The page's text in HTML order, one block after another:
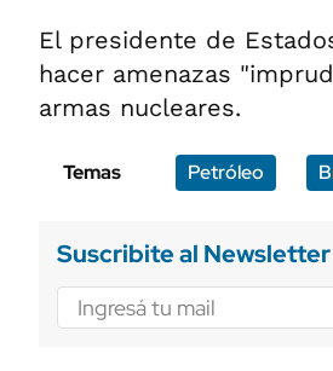
El presidente de
hacer amenazas
armas nucleares.
Temas Petróleo
Suscribite al Newsletter